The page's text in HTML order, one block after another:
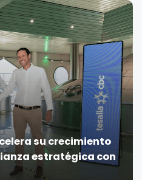
su crecimiento
estratégica con